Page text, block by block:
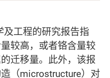
工程的研究报告指
较高，或者铬含量较
迁移量。此外，该报
（microstructure）对